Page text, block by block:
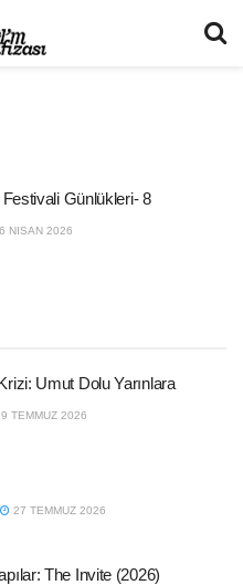
Günlükleri- 8
NISAN 2026
Umut Dolu Yarınlara
TEMMUZ 2026
27 TEMMUZ 2026
The Invite (2026)